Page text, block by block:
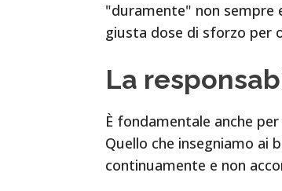
"duramente" non sempre
giusta dose di sforzo per
La
È fondamentale anche
Quello che insegniamo ai
continuamente e non